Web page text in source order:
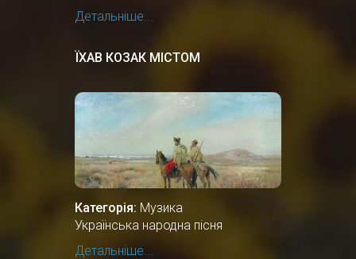
Детальніше...
ЇХАВ КОЗАК МІСТОМ
Категорія: Музика
Українська народна пісня
Детальніше...